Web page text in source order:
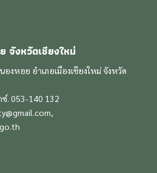
จังหวัดเชียงใหม่
หอย อำเภอเมืองเชียงใหม่ จังหวัด
. 053-140 132
,